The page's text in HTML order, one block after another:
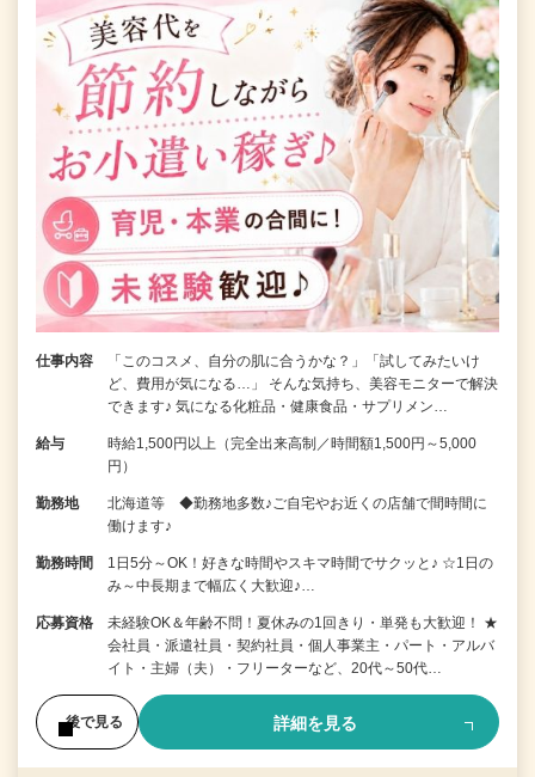
仕事内容
「このコスメ、自分の肌に合うかな？」「試してみたいけ
ど、費用が気になる…」 そんな気持ち、美容モニターで解決
できます♪ 気になる化粧品・健康食品・サプリメン…
給与
時給1,500円以上（完全出来高制／時間額1,500円～5,000
円）
勤務地
北海道等 ◆勤務地多数♪ご自宅やお近くの店舗で間時間に
働けます♪
勤務時間
1日5分～OK！好きな時間やスキマ時間でサクッと♪ ☆1日の
み～中長期まで幅広く大歓迎♪…
応募資格
未経験OK＆年齢不問！夏休みの1回きり・単発も大歓迎！ ★
会社員・派遣社員・契約社員・個人事業主・パート・アルバ
イト・主婦（夫）・フリーターなど、20代～50代…
後で見る 詳細を見る